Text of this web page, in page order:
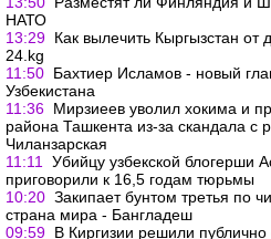
НАТО
13:29 Как вылечить Кыргызстан от
24.kg
11:50 Бахтиер Исламов - новый
Узбекистана
11:36 Мирзиеев уволил хокима и
района Ташкента из-за скандала с
Чиланзарская
11:11
Убийцу узбекской блогерши
приговорили к 16,5 годам тюрьмы
10:20 Закипает бунтом третья по
страна мира - Бангладеш
09:59 В Киргизии решили публично